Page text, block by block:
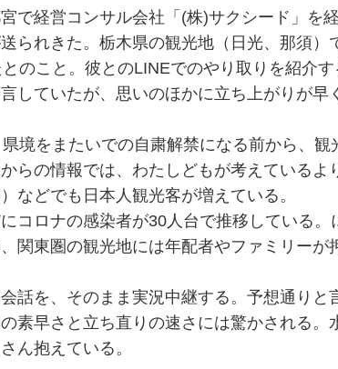
で経営コンサル会社「(株)サクシード」を
られきた。栃木県の観光地（日光、那須）
のこと。彼とのLINEでのやり取りを紹介
していたが、思いのほかに立ち上がりが早
境をまたいでの自粛解禁になる前から、観
らの情報では、わたしどもが考えているよ
などでも日本人観光客が増えている。
コロナの感染者が30人台で推移している。
関東圏の観光地には年配者やファミリーが
話を、そのまま実況中継する。予想通りと
素早さと立ち直りの速さには驚かされる。
ん抱えている。